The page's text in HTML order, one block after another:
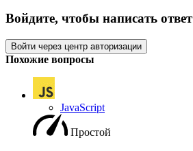
Войдите, чтобы написать ответ
Войти через центр авторизации
Похожие вопросы
JavaScript
Простой